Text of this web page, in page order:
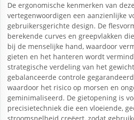
De ergonomische kenmerken van
vertegenwoordigen een aanzienlijke
gebruikersgerichte design. De
berekende curves en greepvlakken
bij de menselijke hand, waardoor
gieten en het hanteren wordt
strategische verdeling van het
gebalanceerde controle
waardoor het risico op morsen en
geminimaliseerd. De gietopening is
precisietechniek die een vloeiende,